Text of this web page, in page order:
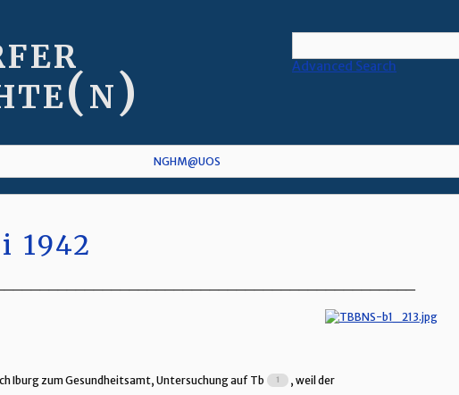
Advanced Search
NGHM@UOS
1942
Iburg zum Gesundheitsamt, Untersuchung auf Tb
, weil der